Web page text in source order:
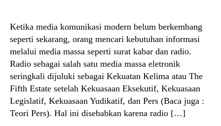
Ketika media komunikasi modern belum berkembang
seperti sekarang, orang mencari kebutuhan informasi
melalui media massa seperti surat kabar dan radio.
Radio sebagai salah satu media massa eletronik
seringkali dijuluki sebagai Kekuatan Kelima atau The
Fifth Estate setelah Kekuasaan Eksekutif, Kekuasaan
Legislatif, Kekuasaan Yudikatif, dan Pers (Baca juga :
Teori Pers). Hal ini disebabkan karena radio […]